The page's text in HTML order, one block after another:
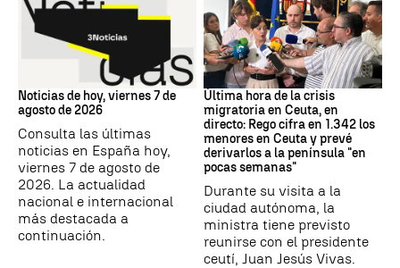
Noticias de hoy, viernes 7 de
agosto de 2026
Consulta las últimas
noticias en España hoy,
viernes 7 de agosto de
2026. La actualidad
nacional e internacional
más destacada a
continuación.
Crisis migratoria
Última hora de la crisis
migratoria en Ceuta, en
directo: Rego cifra en 1.342 los
menores en Ceuta y prevé
derivarlos a la península "en
pocas semanas"
Durante su visita a la
ciudad autónoma, la
ministra tiene previsto
reunirse con el presidente
ceutí, Juan Jesús Vivas.